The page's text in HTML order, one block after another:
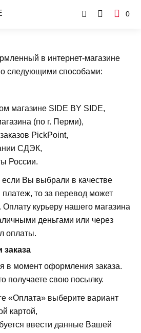
0
в интернет-магазине
следующими способами:
магазине SIDE BY SIDE,
(по г. Перми),
PickPoint,
СДЭК,
России.
Вы выбрали в качестве
то за перевод может
Оплату курьеру нашего магазина
деньгами или через
оплаты.
в момент оформления заказа.
получаете свою посылку.
«Оплата» выберите вариант
картой,
ввести данные Вашей